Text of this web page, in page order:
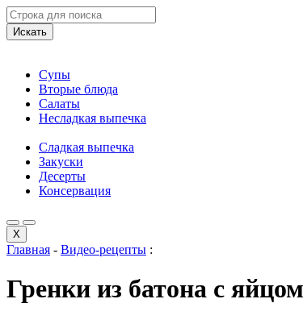
Искать
Супы
Вторые блюда
Салаты
Несладкая выпечка
Сладкая выпечка
Закуски
Десерты
Консервация
X
Главная - Видео-рецепты :
Гренки из батона с